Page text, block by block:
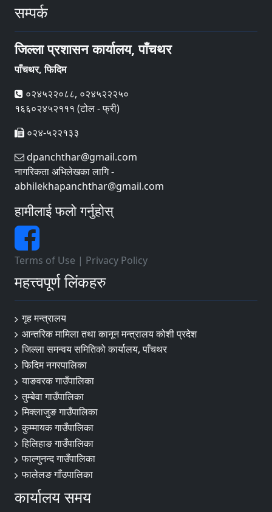
सम्पर्क
जिल्ला प्रशासन कार्यालय, पाँचथर
पाँचथर, फिदिम
०२४५२२०८८, ०२४५२२२५०
१६६०२४५२१११ (टोल - फ्री)
०२४-५२२१३३
dpanchthar@gmail.com
नागरिकता अभिलेखका लागि -
abhilekhapanchthar@gmail.com
हामीलाई फलो गर्नुहोस्
Terms of Use | Privacy Policy
महत्त्वपूर्ण लिंकहरु
गृह मन्त्रालय
आन्तरिक मामिला तथा कानून मन्त्रालय कोशी प्रदेश
जिल्ला समन्वय समितिको कार्यालय, पाँचथर
फिदिम नगरपालिका
याङवरक गाउँपालिका
तुम्बेवा गाउँपालिका
मिक्लाजुङ गाउँपालिका
कुम्मायक गाउँपालिका
हिलिहाङ गाउँपालिका
फाल्गुनन्द गाउँपालिका
फालेलङ गाँउपालिका
कार्यालय समय